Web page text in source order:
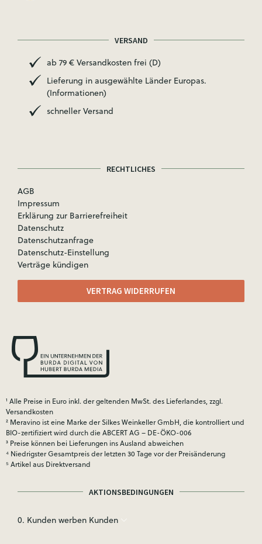
VERSAND
ab 79 € Versandkosten frei (D)
Lieferung in ausgewählte Länder Europas.
(Informationen)
schneller Versand
RECHTLICHES
AGB
Impressum
Erklärung zur Barrierefreiheit
Datenschutz
Datenschutzanfrage
Datenschutz-Einstellung
Verträge kündigen
VERTRAG WIDERRUFEN
¹ Alle Preise in Euro inkl. der geltenden MwSt. des Lieferlandes, zzgl.
Versandkosten
² Meravino ist eine Marke der Silkes Weinkeller GmbH, die kontrolliert und
BIO-zertifiziert wird durch die ABCERT AG – DE-ÖKO-006
³ Preise können bei Lieferungen ins Ausland abweichen
⁴ Niedrigster Gesamtpreis der letzten 30 Tage vor der Preisänderung
⁵ Artikel aus Direktversand
AKTIONSBEDINGUNGEN
0. Kunden werben Kunden